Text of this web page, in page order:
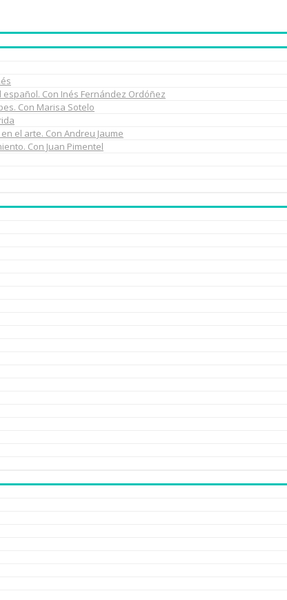
español. Con Inés Fernández Ordóñez
Con Marisa Sotelo
el arte. Con Andreu Jaume
Con Juan Pimentel